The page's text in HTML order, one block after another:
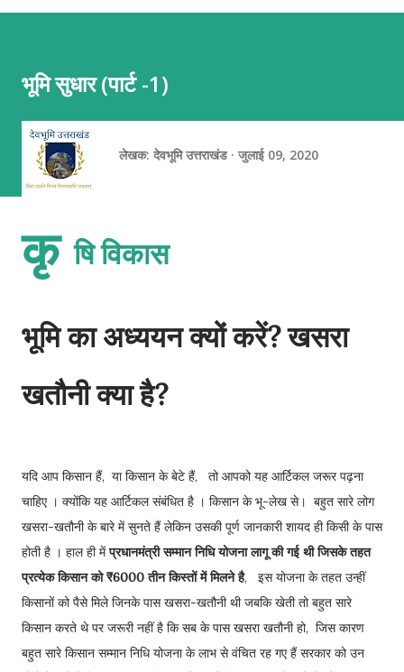
कारण ज़मीन का हिस्सा या तो ऊपर उठ जाता है या फिर ज्वालामुखी के मैग्मा के
भूमि सुधार (पार्ट -1)
लेखक: देवभूमि उत्तराखंड जुलाई 09, 2020
कृ षि विकास
भूमि का अध्ययन क्यों करें? खसरा
खतौनी क्या है?
यदि आप किसान हैं, या किसान के बेटे हैं, तो आपको यह आर्टिकल जरूर पढ़ना
चाहिए । क्योंकि यह आर्टिकल संबंधित है । किसान के भू-लेख से। बहुत सारे लोग
खसरा-खतौनी के बारे में सुनते हैं लेकिन उसकी पूर्ण जानकारी शायद ही किसी के पास
होती है । हाल ही मेंप्रधानमंत्री सम्मान निधि योजना लागू की गई थी जिसके तहत
प्रत्येक किसान को ₹6000 तीन किस्तों में मिलने है, इस योजना के तहत उन्हीं
किसानों को पैसे मिले जिनके पास खसरा-खतौनी थी जबकि खेती तो बहुत सारे
किसान करते थे पर जरूरी नहीं है कि सब के पास खसरा खतौनी हो, जिस कारण
बहुत सारे किसान सम्मान निधि योजना के लाभ से वंचित रह गए हैं सरकार को उन